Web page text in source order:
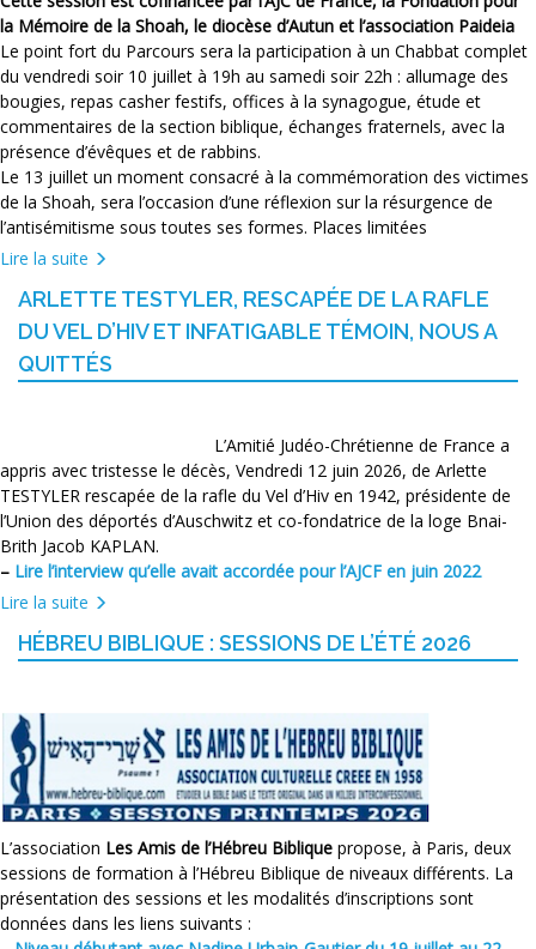
la Mémoire de la Shoah, le diocèse d’Autun et l’association Paideia
Le point fort du Parcours sera la participation à un Chabbat complet
du vendredi soir 10 juillet à 19h au samedi soir 22h : allumage des
bougies, repas casher festifs, offices à la synagogue, étude et
commentaires de la section biblique, échanges fraternels, avec la
présence d’évêques et de rabbins.
Le 13 juillet un moment consacré à la commémoration des victimes
de la Shoah, sera l’occasion d’une réflexion sur la résurgence de
l’antisémitisme sous toutes ses formes. Places limitées
Lire la suite
ARLETTE TESTYLER, RESCAPÉE DE LA RAFLE
DU VEL D’HIV ET INFATIGABLE TÉMOIN, NOUS A
QUITTÉS
L’Amitié Judéo-Chrétienne de France a
appris avec tristesse le décès, Vendredi 12 juin 2026, de Arlette
TESTYLER rescapée de la rafle du Vel d’Hiv en 1942, présidente de
l’Union des déportés d’Auschwitz et co-fondatrice de la loge Bnai-
Brith Jacob KAPLAN.
– Lire l’interview qu’elle avait accordée pour l’AJCF en juin 2022
Lire la suite
HÉBREU BIBLIQUE : SESSIONS DE L’ÉTÉ 2026
L’association Les Amis de l’Hébreu Biblique propose, à Paris, deux
sessions de formation à l’Hébreu Biblique de niveaux différents. La
présentation des sessions et les modalités d’inscriptions sont
données dans les liens suivants :